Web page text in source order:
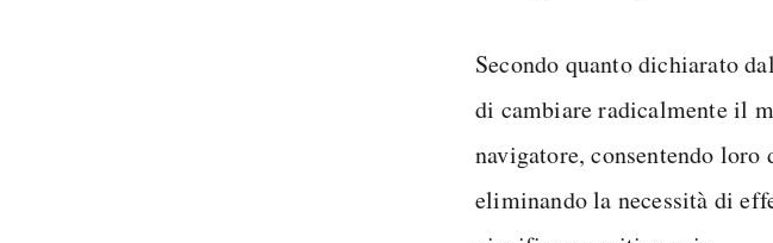
Secondo quanto dichiarato
di cambiare radicalmente il
navigatore, consentendo
eliminando la necessità di